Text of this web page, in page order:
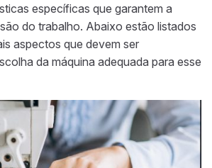
específicas que garantem a
do trabalho. Abaixo estão listados
aspectos que devem ser
da máquina adequada para esse